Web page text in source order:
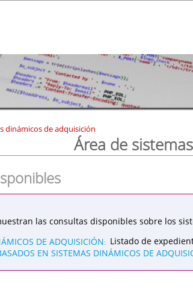
dinámicos de adquisición
Área de
las consultas disponibles sobre los
DE ADQUISICIÓN: Listado de
EN SISTEMAS DINÁMICOS DE